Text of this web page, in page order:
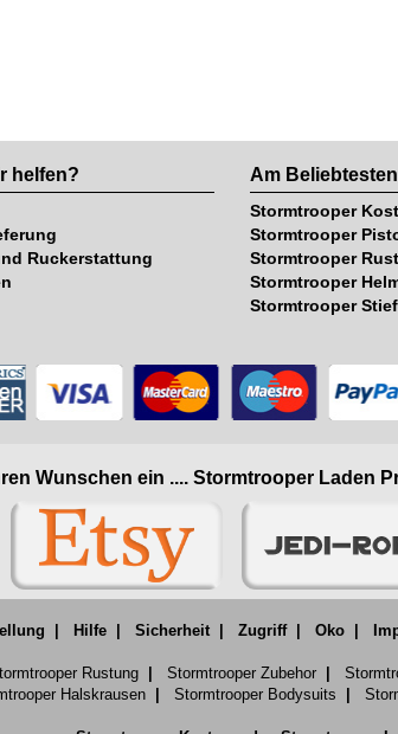
helfen?
Ruckerstattung
Am Beliebtesten
Stormtrooper
Stormtrooper
Stormtrooper
Stormtrooper
Stormtrooper
Wunschen ein .... Stormtrooper Laden
| Hilfe| Sicherheit| Zugriff| Oko|
Rustung | Stormtrooper Zubehor |
Halskrausen| Stormtrooper Bodysuits |